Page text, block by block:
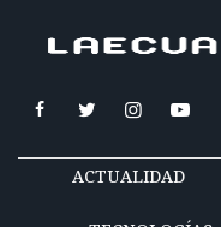
ACTUALIDAD